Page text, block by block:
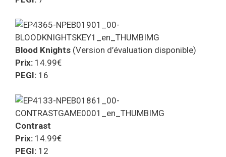
Blood Knights (Version d’évaluation disponible)
Prix: 14.99€
PEGI: 16
Contrast
Prix: 14.99€
PEGI: 12